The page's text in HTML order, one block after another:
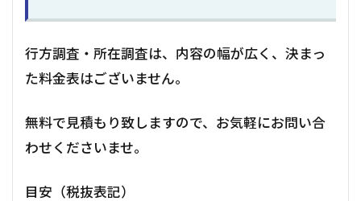
行方調査・所在調査は、内容の幅が広く、決まっ
た料金表はございません。
無料で見積もり致しますので、お気軽にお問い合
わせくださいませ。
目安（税抜表記）